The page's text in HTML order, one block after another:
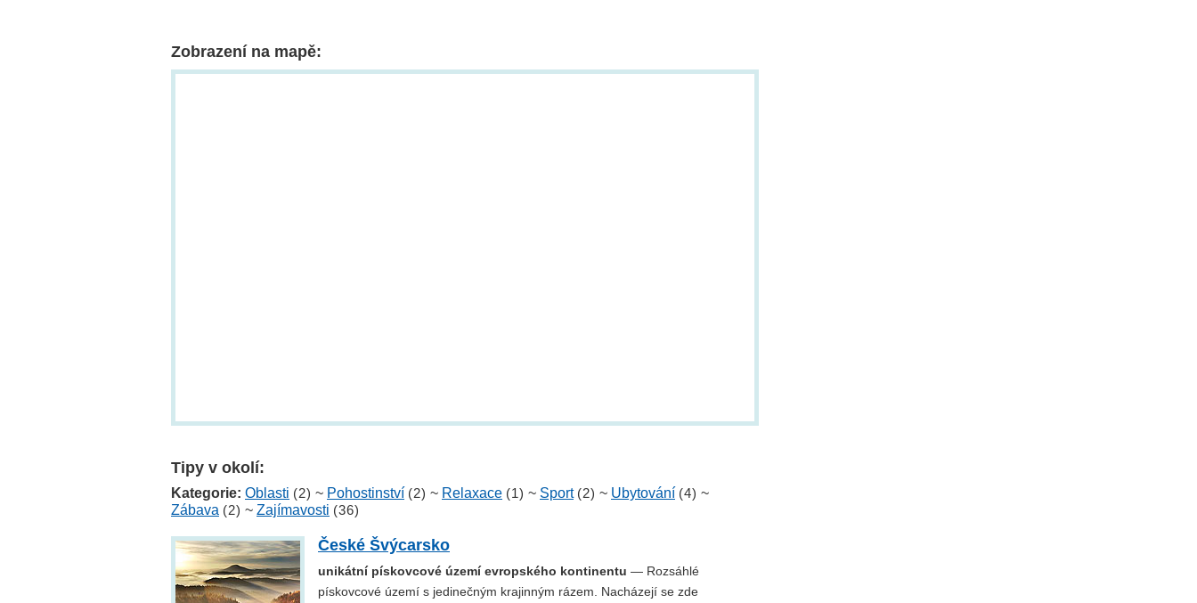
Zobrazení na mapě:
Tipy v okolí:
Kategorie: Oblasti (2) ~ Pohostinství (2) ~ Relaxace (1) ~ Sport (2) ~ Ubytování (4) ~
Zábava (2) ~ Zajímavosti (36)
České Švýcarsko
unikátní pískovcové území evropského kontinentu — Rozsáhlé
pískovcové území s jedinečným krajinným rázem. Nacházejí se zde